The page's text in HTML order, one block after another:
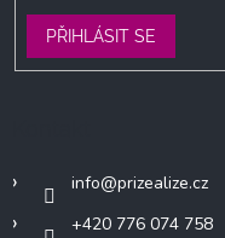
PŘIHLÁSIT SE
info@prizealize.cz
+420 776 074 758